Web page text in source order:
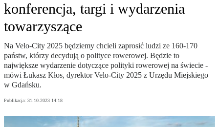
konferencja, targi i wydarzenia
towarzyszące
Na Velo-City 2025 będziemy chcieli zaprosić ludzi ze 160-170
państw, którzy decydują o polityce rowerowej. Będzie to
największe wydarzenie dotyczące polityki rowerowej na świecie -
mówi Łukasz Kłos, dyrektor Velo-City 2025 z Urzędu Miejskiego
w Gdańsku.
Publikacja: 31.10.2023 14:18